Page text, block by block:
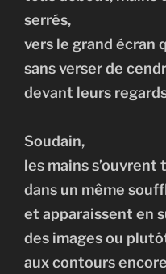
serrés,
vers le grand écran
sans verser de
devant leurs
Soudain,
les mains s’ouvrent
dans un même
et apparaissent en
des images ou
aux contours